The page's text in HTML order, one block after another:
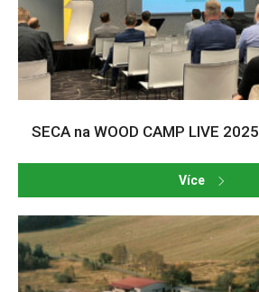
SECA na WOOD CAMP LIVE 2025
Více